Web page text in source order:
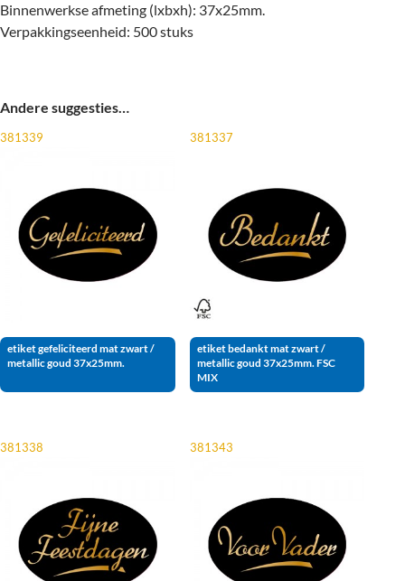
Binnenwerkse afmeting (lxbxh): 37x25mm.
Verpakkingseenheid: 500 stuks
Andere suggesties…
381339
etiket gefeliciteerd mat zwart /
metallic goud 37x25mm.
381337
etiket bedankt mat zwart /
metallic goud 37x25mm. FSC
MIX
381338 381343